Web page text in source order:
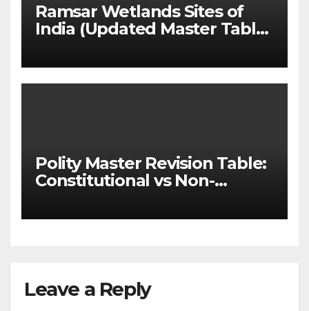
Ramsar Wetlands Sites of
India (Updated Master Table
2026)
Polity Master Revision Table:
Constitutional vs Non-
UPSC & MPSC
Leave a Reply